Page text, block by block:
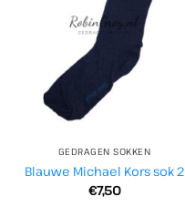
GEDRAGEN SOKKEN
Blauwe Michael Kors sok 2
€7,50